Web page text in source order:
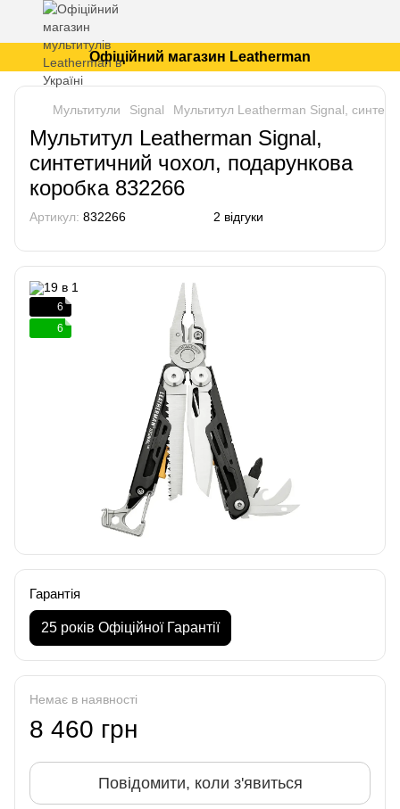
Офіційний магазин Leatherman
Мультитули Signal Мультитул Leatherman Signal,
Мультитул Leatherman Signal,
синтетичний чохол, подарункова
коробка 832266
Артикул: 832266 2 відгуки
6
6
Гарантія
25 років Офіційної Гарантії
Немає в наявності
8 460 грн
Повідомити, коли з'явиться